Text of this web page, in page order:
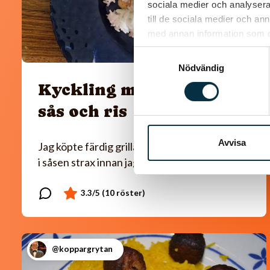
sociala medier och
till de sociala medier och
med annan information som
Nödvändig
Avvisa
Kyckling med paprika
sås och ris
Jag köpte färdig grillad kyckling som jag la ner
i såsen strax innan jag serverade.
@koppargrytan